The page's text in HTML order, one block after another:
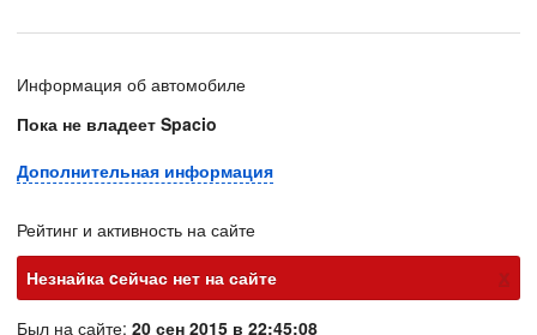
Информация об автомобиле
Пока не владеет Spacio
Дополнительная информация
Рейтинг и активность на сайте
Незнайка cейчас нет на сайте
х
Был на сайте: 20 сен 2015 в 22:45:08